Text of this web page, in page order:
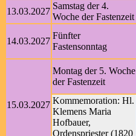
13.03.2027
Samstag der 4.
Woche der Fastenzeit
14.03.2027
Fünfter
Fastensonntag
15.03.2027
Montag der 5. Woche
der Fastenzeit
Kommemoration: Hl.
Klemens Maria
Hofbauer,
Ordenspriester (1820